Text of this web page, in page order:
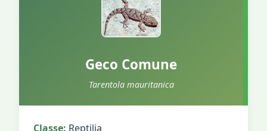
Geco Comune
Tarentola mauritanica
Classe: Reptilia